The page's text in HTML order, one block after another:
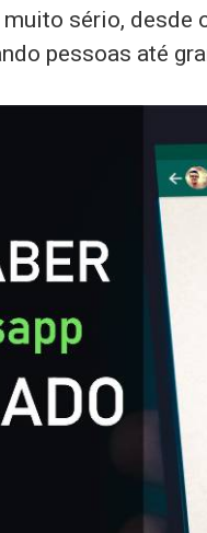
sério, desde
pessoas até